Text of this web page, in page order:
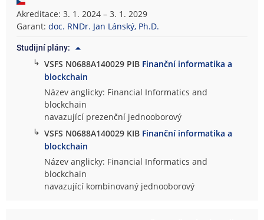
Akreditace: 3. 1. 2024 – 3. 1. 2029
Garant:doc. RNDr. Jan Lánský, Ph.D.
Studijní plány:
↳ VSFS N0688A140029 PIB Finanční informatika a
blockchain
Název anglicky: Financial Informatics and
blockchain
navazující prezenční jednooborový
↳ VSFS N0688A140029 KIB Finanční informatika a
blockchain
Název anglicky: Financial Informatics and
blockchain
navazující kombinovaný jednooborový